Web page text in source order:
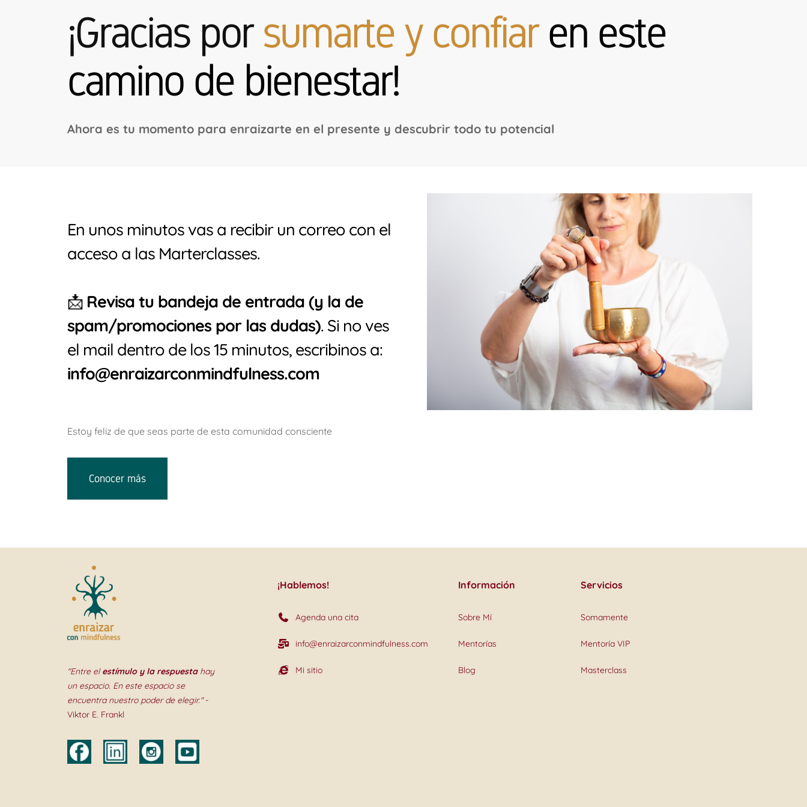
¡Gracias porsumarte y confiaren este
camino de bienestar!
Ahora es tu momento para enraizarte en el presente y descubrir todo tu potencial
En unos minutos vas a recibir un correo con el
acceso a las Marterclasses.
📩 Revisa tu bandeja de entrada (y la de
spam/promociones por las dudas). Si no ves
el mail dentro de los 15 minutos, escribinos a:
info@enraizarconmindfulness.com
Estoy feliz de que seas parte de esta comunidad consciente
Conocer más
"Entre elestímulo y la respuestahay
un espacio. En este espacio se
encuentra nuestro poder de elegir."-
Viktor E. Frankl
¡Hablemos!
Agenda una cita
info@enraizarconmindfulness.com
Mi sitio
Información
Sobre Mí
Mentorías
Blog
Servicios
Somamente
Mentoría VIP
Masterclass